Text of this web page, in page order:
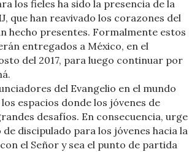
los fieles ha sido la presencia de la
que han reavivado los corazones del
hecho presentes. Formalmente estos
entregados a México, en el
del 2017, para luego continuar por
del Evangelio en el mundo
espacios donde los jóvenes de
desafíos. En consecuencia, urge
discipulado para los jóvenes hacia la
el Señor y sea el punto de partida